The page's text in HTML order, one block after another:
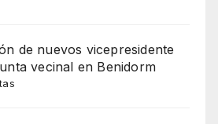
de nuevos vicepresidente
vecinal en Benidorm